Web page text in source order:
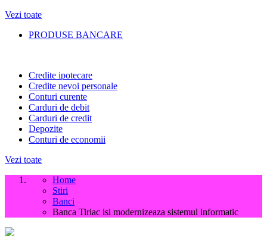
Vezi toate
PRODUSE BANCARE
Credite ipotecare
Credite nevoi personale
Conturi curente
Carduri de debit
Carduri de credit
Depozite
Conturi de economii
Vezi toate
Home
Stiri
Banci
Banca Tiriac isi modernizeaza sistemul informatic